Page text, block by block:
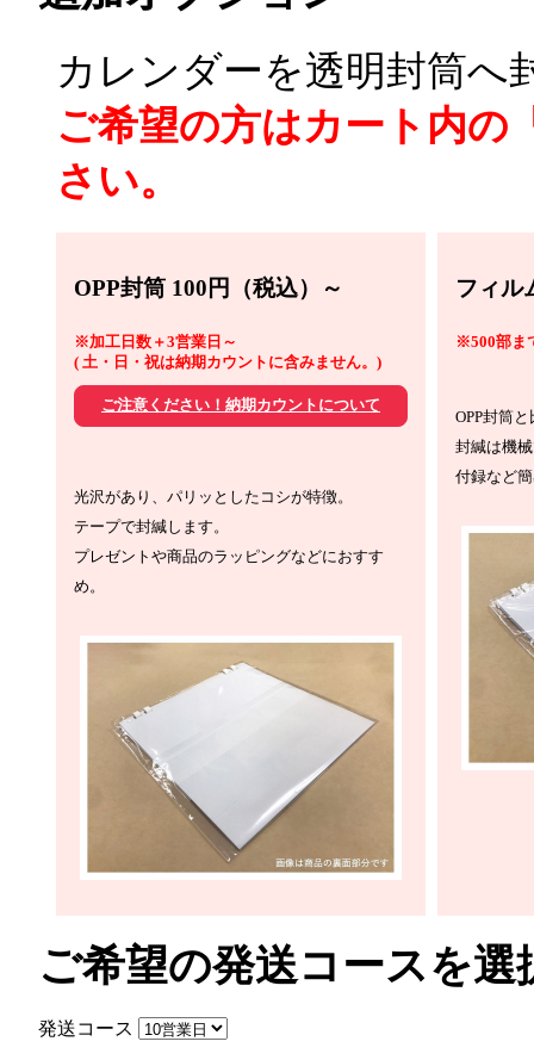
カレンダーを透明封筒へ
ご希望の方はカート内の
さい。
OPP封筒 100円（税込）～
※加工日数＋3営業日～
( 土・日・祝は納期カウントに含みません。)
ご注意ください！納期カウントについて
光沢があり、パリッとしたコシが特徴。
テープで封緘します。
プレゼントや商品のラッピングなどにおすす
め。
フィル
※500部ま
OPP封筒
封緘は機
付録など
ご希望の発送コースを
発送コース